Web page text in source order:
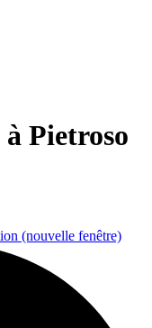
Pietroso
(nouvelle fenêtre)